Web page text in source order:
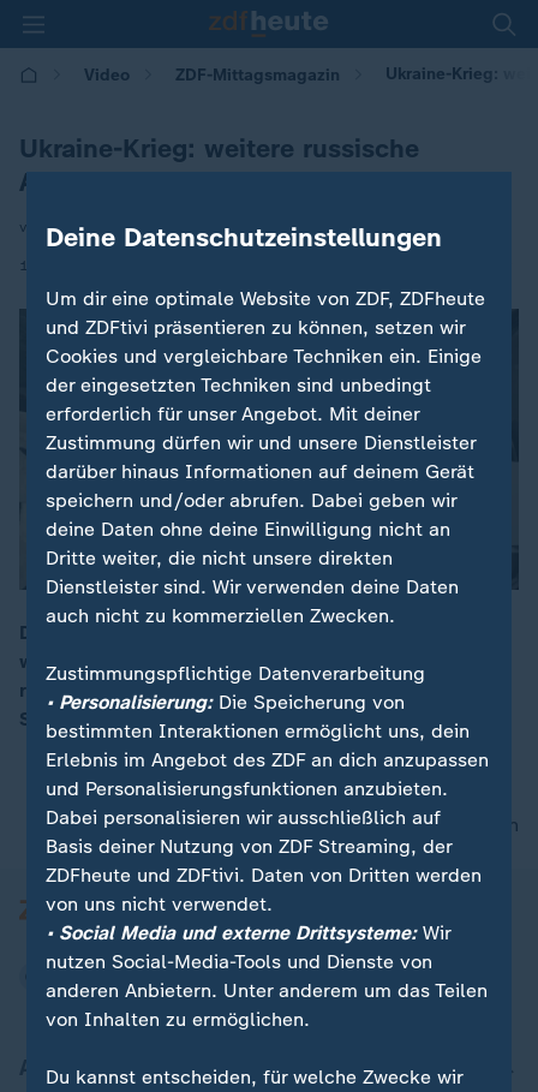
Video ZDF-Mittagsmagazin Ukraine-Krieg:
Ukraine-Krieg: weitere russische
Angriffe
von Timm Kröger
13.01.2026 | 12:00
00:17
Die russischen Angriffe auf die Ukraine dauern
weiterhin an. In der Nacht wurde Charkiw erneut Ziel
russischer Raketen. Ein Kriegsalltag zwischen Kälte,
Stromausfällen und ständiger Bedrohung.
nach oben
Aktuell bei ZDFheute
Deine Datenschutzeinstellungen
Um dir eine optimale Website von ZDF, ZDFheute
und ZDFtivi präsentieren zu können, setzen wir
Cookies und vergleichbare Techniken ein. Einige
der eingesetzten Techniken sind unbedingt
erforderlich für unser Angebot. Mit deiner
Zustimmung dürfen wir und unsere Dienstleister
darüber hinaus Informationen auf deinem Gerät
speichern und/oder abrufen. Dabei geben wir
deine Daten ohne deine Einwilligung nicht an
Dritte weiter, die nicht unsere direkten
Dienstleister sind. Wir verwenden deine Daten
auch nicht zu kommerziellen Zwecken.
Zustimmungspflichtige Datenverarbeitung
• Personalisierung:Die Speicherung von
bestimmten Interaktionen ermöglicht uns, dein
Erlebnis im Angebot des ZDF an dich anzupassen
und Personalisierungsfunktionen anzubieten.
Dabei personalisieren wir ausschließlich auf
Basis deiner Nutzung von ZDF Streaming, der
ZDFheute und ZDFtivi. Daten von Dritten werden
von uns nicht verwendet.
• Social Media und externe Drittsysteme:Wir
nutzen Social-Media-Tools und Dienste von
anderen Anbietern. Unter anderem um das Teilen
von Inhalten zu ermöglichen.
Du kannst entscheiden, für welche Zwecke wir